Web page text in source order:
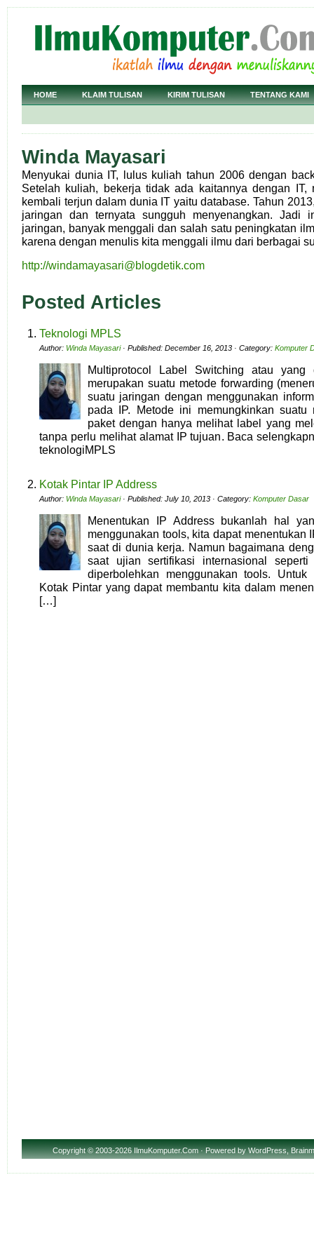
HOME KLAIM TULISAN KIRIM TULISAN TENTANG KAMI
Winda Mayasari
Menyukai dunia IT, lulus kuliah tahun 2006 dengan
Setelah kuliah, bekerja tidak ada kaitannya dengan IT,
kembali terjun dalam dunia IT yaitu database. Tahun
jaringan dan ternyata sungguh menyenangkan. Jadi
jaringan, banyak menggali dan salah satu peningkatan
karena dengan menulis kita menggali ilmu dari berbagai
http://windamayasari@blogdetik.com
Posted Articles
Teknologi MPLS
Author: Winda Mayasari· Published: December 16, 2013 · Category: Komputer
Multiprotocol Label Switching atau yang
merupakan suatu metode forwarding
suatu jaringan dengan menggunakan
pada IP. Metode ini memungkinkan suatu
paket dengan hanya melihat label yang
tanpa perlu melihat alamat IP tujuan. Baca
teknologiMPLS
Kotak Pintar IP Address
Author: Winda Mayasari· Published: July 10, 2013 · Category: Komputer Dasar
Menentukan IP Address bukanlah hal
menggunakan tools, kita dapat menentukan
saat di dunia kerja. Namun bagaimana
saat ujian sertifikasi internasional seperti
diperbolehkan menggunakan tools.
Kotak Pintar yang dapat membantu kita dalam
[…]
Copyright© 2003-2026 IlmuKomputer.Com · Powered byWordPress,